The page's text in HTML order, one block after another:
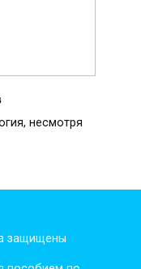
несмотря
защищены